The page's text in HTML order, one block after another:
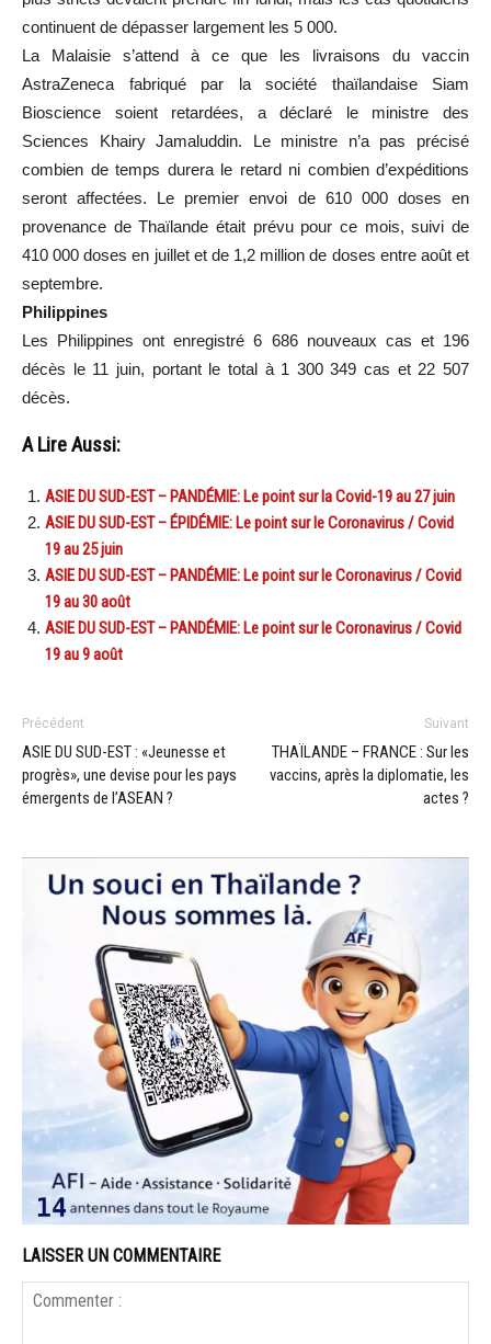
continuent de dépasser largement les 5 000.
La Malaisie s’attend à ce que les livraisons du vaccin
AstraZeneca fabriqué par la société thaïlandaise Siam
Bioscience soient retardées, a déclaré le ministre des
Sciences Khairy Jamaluddin. Le ministre n’a pas précisé
combien de temps durera le retard ni combien d’expéditions
seront affectées. Le premier envoi de 610 000 doses en
provenance de Thaïlande était prévu pour ce mois, suivi de
410 000 doses en juillet et de 1,2 million de doses entre août et
septembre.
Philippines
Les Philippines ont enregistré 6 686 nouveaux cas et 196
décès le 11 juin, portant le total à 1 300 349 cas et 22 507
décès.
A Lire Aussi:
ASIE DU SUD-EST – PANDÉMIE: Le point sur la Covid-19 au 27 juin
ASIE DU SUD-EST – ÉPIDÉMIE: Le point sur le Coronavirus / Covid
19 au 25 juin
ASIE DU SUD-EST – PANDÉMIE: Le point sur le Coronavirus / Covid
19 au 30 août
ASIE DU SUD-EST – PANDÉMIE: Le point sur le Coronavirus / Covid
19 au 9 août
Précédent
ASIE DU SUD-EST : «Jeunesse et
progrès», une devise pour les pays
émergents de l’ASEAN ?
Suivant
THAÏLANDE – FRANCE : Sur les
vaccins, après la diplomatie, les
actes ?
LAISSER UN COMMENTAIRE